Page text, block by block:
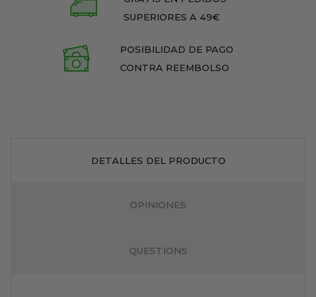
SUPERIORES A 49€
POSIBILIDAD DE PAGO
CONTRA REEMBOLSO
DETALLES DEL PRODUCTO
OPINIONES
QUESTIONS